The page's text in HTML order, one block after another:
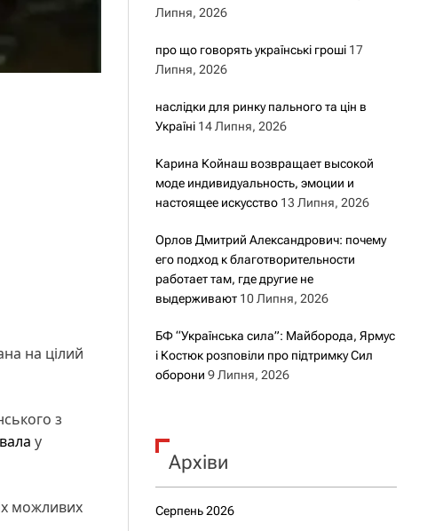
на цілий
з
у
можливих
Липня, 2026
про що говорять українські гроші 17
Липня, 2026
наслідки для ринку пального та цін в
Україні 14 Липня, 2026
Карина Койнаш возвращает высокой
моде индивидуальность, эмоции и
настоящее искусство 13 Липня, 2026
Орлов Дмитрий Александрович: почему
его подход к благотворительности
работает там, где другие не
выдерживают 10 Липня, 2026
БФ “Українська сила”: Майборода, Ярмус
і Костюк розповіли про підтримку Сил
оборони 9 Липня, 2026
Архіви
Серпень 2026